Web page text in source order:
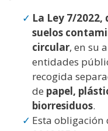
La Ley 7/2022,
suelos
circular, en su
entidades
recogida
de papel,
biorresiduos.
Esta obligación